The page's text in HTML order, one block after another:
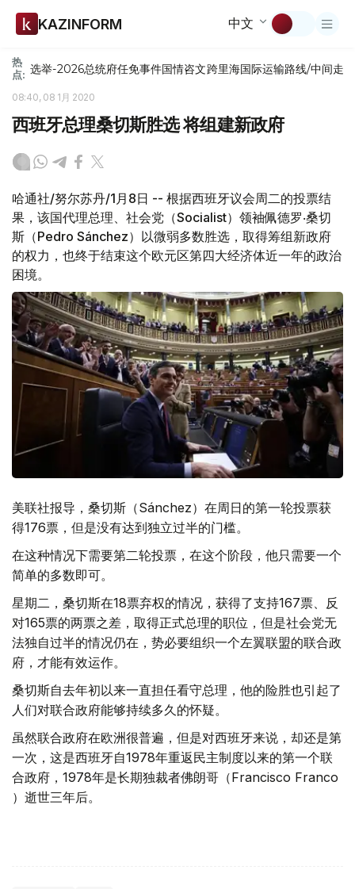
KAZINFORM 中文
热
点: 选举-2026总统府任免事件国情咨文跨里海国际运输路线/中间走廊
08:40, 08 1月 2020
西班牙总理桑切斯胜选 将组建新政府
哈通社/努尔苏丹/1月8日 -- 根据西班牙议会周二的投票结
果，该国代理总理、社会党（Socialist）领袖佩德罗‧桑切
斯（Pedro Sánchez）以微弱多数胜选，取得筹组新政府
的权力，也终于结束这个欧元区第四大经济体近一年的政治
困境。
美联社报导，桑切斯（Sánchez）在周日的第一轮投票获
得176票，但是没有达到独立过半的门槛。
在这种情况下需要第二轮投票，在这个阶段，他只需要一个
简单的多数即可。
星期二，桑切斯在18票弃权的情况，获得了支持167票、反
对165票的两票之差，取得正式总理的职位，但是社会党无
法独自过半的情况仍在，势必要组织一个左翼联盟的联合政
府，才能有效运作。
桑切斯自去年初以来一直担任看守总理，他的险胜也引起了
人们对联合政府能够持续多久的怀疑。
虽然联合政府在欧洲很普遍，但是对西班牙来说，却还是第
一次，这是西班牙自1978年重返民主制度以来的第一个联
合政府，1978年是长期独裁者佛朗哥（Francisco Franco
）逝世三年后。